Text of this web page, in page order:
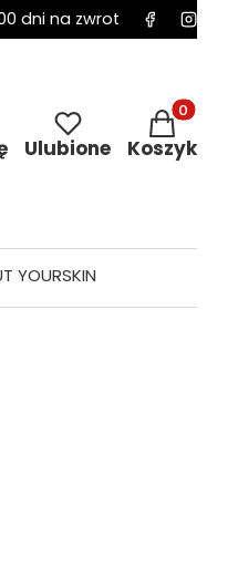
dni na zwrot
Ulubione
Produkty
Koszyk
YOURSKIN